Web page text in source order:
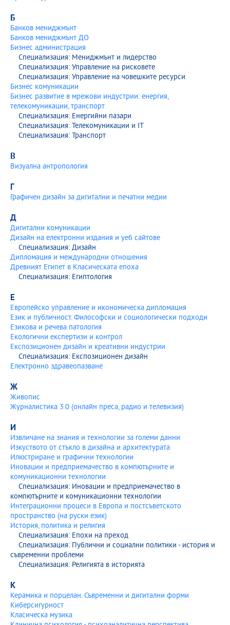
Б
Банков мениджмънт
Банков мениджмънт ДО
Бизнес администрация
Специализация: Мениджмънт и лидерство
Специализация: Управление на рисковете
Специализация: Управление на човешките ресурси
Бизнес комуникации
Бизнес развитие в мрежови индустрии: енергия,
телекомуникации, транспорт
Специализация: Енергийни пазари
Специализация: Телекомуникации и IT
Специализация: Транспорт
В
Визуална антропология
Г
Графичен дизайн за дигитални и печатни медии
Д
Дигитални комуникации
Дизайн на електронни издания и уеб сайтове
Специализация: Дизайн
Дипломация и международни отношения
Древният Египет в Класическата епоха
Специализация: Египтология
Е
Европейско управление и икономическа дипломация
Език и публичност. Философски и социологически подходи
Езикова и речева патология
Екологични експертизи и контрол
Експозиционен дизайн и креативни индустрии
Специализация: Експозиционен дизайн
Електронно здравеопазване
Ж
Живопис
Журналистика 3.0 (онлайн преса, радио и телевизия)
И
Извличане на знания и технологии за големи данни
Изкуството от стъкло в дизайна и архитектурата
Илюстриране и графични технологии
Иновации и предприемачество в компютърните и
комуникационни технологии
Специализация: Иновации и предприемачество в
компютърните и комуникационни технологии
Интеграционни процеси в Европа и постсъветското
пространство (на руски език)
История, политика и религия
Специализация: Епохи на преход
Специализация: Публични и социални политики - история и
съвременни проблеми
Специализация: Религията в историята
К
Керамика и порцелан. Съвременни и дигитални форми
Киберсигурност
Класическа музика